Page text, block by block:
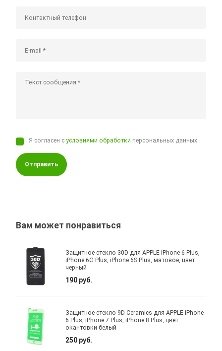
Я согласен сусловиями обработки персональных данных
Отправить
Вам может понравиться
Защитное стекло 30D для APPLE iPhone 6 Plus,
iPhone 6G Plus, iPhone 6S Plus, матовое, цвет
черный
190 руб.
Защитное стекло 9D Ceramics для APPLE iPhone
6 Plus, iPhone 7 Plus, iPhone 8 Plus, цвет
окантовки белый
250 руб.